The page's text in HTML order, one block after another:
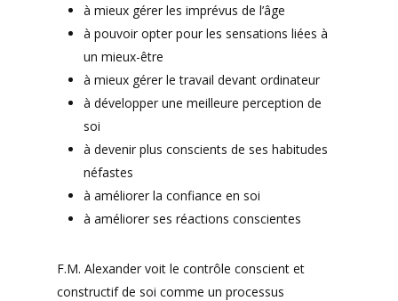
à mieux gérer les imprévus de l’âge
à pouvoir opter pour les sensations liées à
un mieux-être
à mieux gérer le travail devant ordinateur
à développer une meilleure perception de
soi
à devenir plus conscients de ses habitudes
néfastes
à améliorer la confiance en soi
à améliorer ses réactions conscientes
F.M. Alexander voit le contrôle conscient et
constructif de soi comme un processus